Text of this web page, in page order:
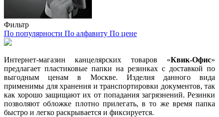
Фильтр
По популярности По алфавиту По цене
Интернет-магазин канцелярских товаров «Квик-Офис»
предлагает пластиковые папки на резинках с доставкой по
выгодным ценам в Москве. Изделия данного вида
применимы для хранения и транспортировки документов, так
как хорошо защищают их от попадания загрязнений. Резинки
позволяют обложке плотно прилегать, в то же время папка
быстро и легко раскрывается и фиксируется.